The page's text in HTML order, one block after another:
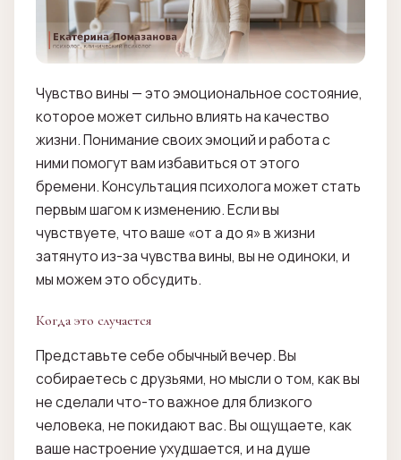
Чувство вины — это эмоциональное состояние,
которое может сильно влиять на качество
жизни. Понимание своих эмоций и работа с
ними помогут вам избавиться от этого
бремени. Консультация психолога может стать
первым шагом к изменению. Если вы
чувствуете, что ваше «от а до я» в жизни
затянуто из-за чувства вины, вы не одиноки, и
мы можем это обсудить.
Когда это случается
Представьте себе обычный вечер. Вы
собираетесь с друзьями, но мысли о том, как вы
не сделали что-то важное для близкого
человека, не покидают вас. Вы ощущаете, как
ваше настроение ухудшается, и на душе